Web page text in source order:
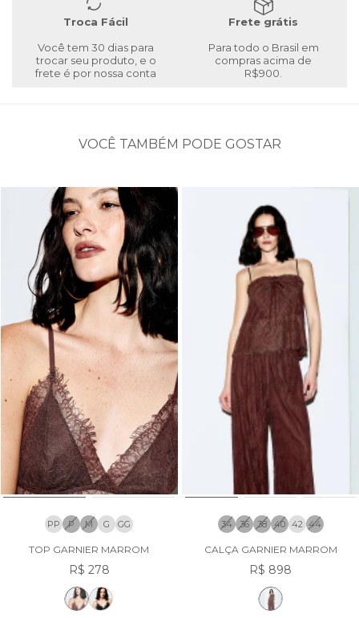
Troca Fácil
Você tem 30 dias para
trocar seu produto, e o
frete é por nossa conta
Frete grátis
Para todo o Brasil em
compras acima de
R$900.
VOCÊ TAMBÉM PODE GOSTAR
PP P M G GG
TOP GARNIER MARROM
R$ 278
34 36 38 40 42 44
CALÇA GARNIER MARROM
R$ 898